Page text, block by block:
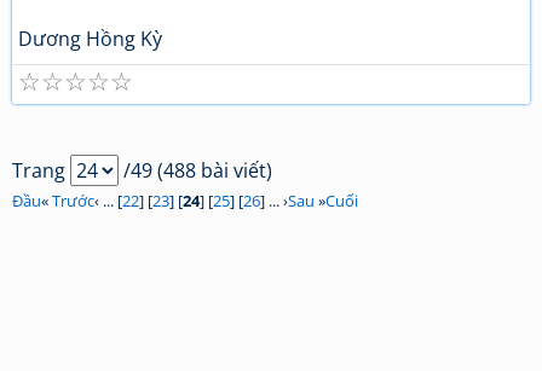
Dương Hồng Kỳ
☆
☆
☆
☆
☆
Trang /49 (488 bài viết)
Đầu«Trước‹ ... [22] [23] [24] [25] [26] ... ›Sau »Cuối